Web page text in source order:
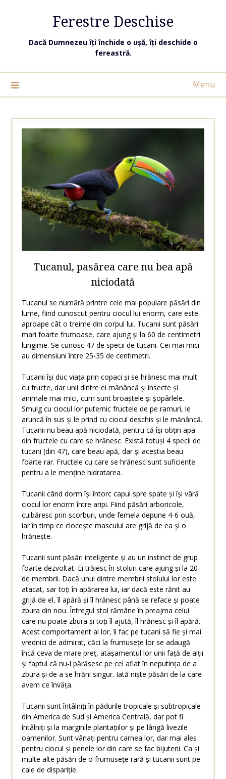
Ferestre Deschise
Dacă Dumnezeu îți închide o ușă, îți deschide o
fereastră.
Menu
Tucanul, pasărea care nu bea apă
niciodată
Tucanul se numără printre cele mai populare păsări din
lume, fiind cunoscut pentru ciocul lui enorm, care este
aproape cât o treime din corpul lui. Tucanii sunt păsări
mari foarte frumoase, care ajung și la 60 de centimetri
lungime. Se cunosc 47 de specii de tucani. Cei mai mici
au dimensiuni între 25-35 de centimetri.
Tucanii își duc viața prin copaci și se hrănesc mai mult
cu fructe, dar unii dintre ei mănâncă și insecte și
animale mai mici, cum sunt broaștele și șopârlele.
Smulg cu ciocul lor puternic fructele de pe ramuri, le
aruncă în sus și le prind cu ciocul deschis și le mănâncă.
Tucanii nu beau apă niciodată, pentru că își obțin apa
din fructele cu care se hrănesc. Există totuși 4 specii de
tucani (din 47), care beau apă, dar și aceștia beau
foarte rar. Fructele cu care se hrănesc sunt suficiente
pentru a le menține hidratarea.
Tucanii când dorm își întorc capul spre spate și își vâră
ciocul lor enorm între aripi. Fiind păsări arboricole,
cuibăresc prin scorburi, unde femela depune 4-6 ouă,
iar în timp ce clocește masculul are grijă de ea și o
hrănește.
Tucanii sunt păsări inteligente și au un instinct de grup
foarte dezvoltat. Ei trăiesc în stoluri care ajung și la 20
de membrii. Dacă unul dintre membrii stolului lor este
atacat, sar toți în apărarea lui, iar dacă este rănit au
grijă de el, îl apără și îl hrănesc până se reface și poate
zbura din nou. Întregul stol rămâne în preajma celui
care nu poate zbura și toți îl ajută, îl hrănesc și îl apără.
Acest comportament al lor, îi fac pe tucani să fie și mai
vrednici de admirat, căci la frumusețe lor se adaugă
încă ceva de mare preț, atașamentul lor unii față de alții
și faptul că nu-l părăsesc pe cel aflat în neputința de a
zbura și de a se hrăni singur. Iată niște păsări de la care
avem ce învăța.
Tucanii sunt întâlniți în pădurile tropicale și subtropicale
din America de Sud și America Centrală, dar pot fi
întâlniți și la marginile plantațiilor și pe lângă livezile
oamenilor. Sunt vânați pentru carnea lor, dar mai ales
pentru ciocul și penele lor din care se fac bijuterii. Ca și
multe alte păsări de o frumusețe rară și tucanii sunt pe
cale de dispariție.